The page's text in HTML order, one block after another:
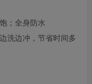
；全身防水
洗边冲，节省时间多